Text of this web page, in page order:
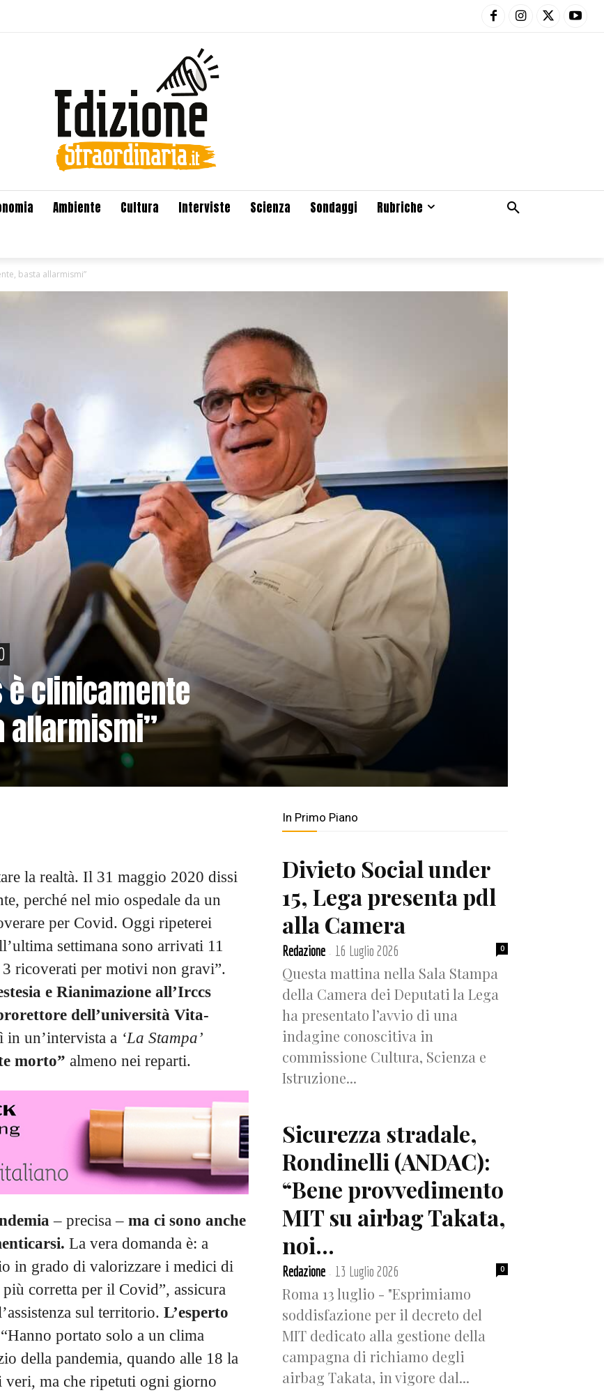
Ambiente Cultura Interviste Scienza Sondaggi
Rubriche
basta allarmismi”
clinicamente
allarmismi”
la realtà. Il 31 maggio 2020 dissi
perché nel mio ospedale da un
per Covid. Oggi ripeterei
settimana sono arrivati 11
ricoverati per motivi non gravi”.
e Rianimazione all’Irccs
dell’università Vita-
in un’intervista a ‘La Stampa’
morto” almeno nei reparti.
– precisa – ma ci sono anche
La vera domanda è: a
in grado di valorizzare i medici di
corretta per il Covid”, assicura
sul territorio. L’esperto
portato solo a un clima
della pandemia, quando alle 18 la
veri, ma che ripetuti ogni giorno
In Primo Piano
Divieto Social under
15, Lega presenta pdl
alla Camera
Redazione - 16 Luglio 2026 0
Questa mattina nella Sala Stampa
della Camera dei Deputati la Lega
ha presentato l’avvio di una
indagine conoscitiva in
commissione Cultura, Scienza e
Istruzione...
Sicurezza stradale,
Rondinelli (ANDAC):
“Bene provvedimento
MIT su airbag Takata,
noi...
Redazione - 13 Luglio 2026 0
Roma 13 luglio - "Esprimiamo
soddisfazione per il decreto del
MIT dedicato alla gestione della
campagna di richiamo degli
airbag Takata, in vigore dal...